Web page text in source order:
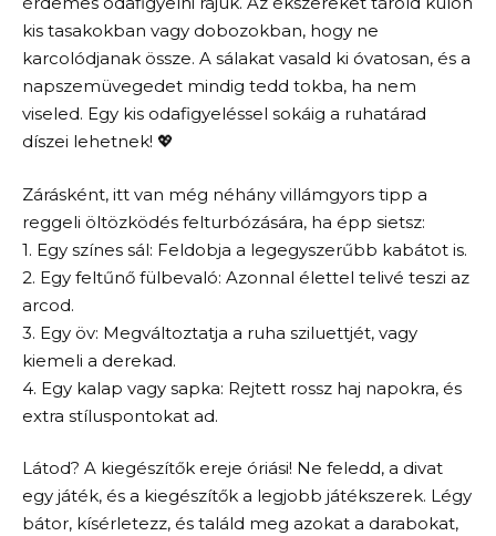
kis tasakokban vagy dobozokban, hogy ne
karcolódjanak össze. A sálakat vasald ki óvatosan, és a
napszemüvegedet mindig tedd tokba, ha nem
viseled. Egy kis odafigyeléssel sokáig a ruhatárad
díszei lehetnek! 💖
Zárásként, itt van még néhány villámgyors tipp a
reggeli öltözködés felturbózására, ha épp sietsz:
1. Egy színes sál: Feldobja a legegyszerűbb kabátot is.
2. Egy feltűnő fülbevaló: Azonnal élettel telivé teszi az
arcod.
3. Egy öv: Megváltoztatja a ruha sziluettjét, vagy
kiemeli a derekad.
4. Egy kalap vagy sapka: Rejtett rossz haj napokra, és
extra stíluspontokat ad.
Látod? A kiegészítők ereje óriási! Ne feledd, a divat
egy játék, és a kiegészítők a legjobb játékszerek. Légy
bátor, kísérletezz, és találd meg azokat a darabokat,